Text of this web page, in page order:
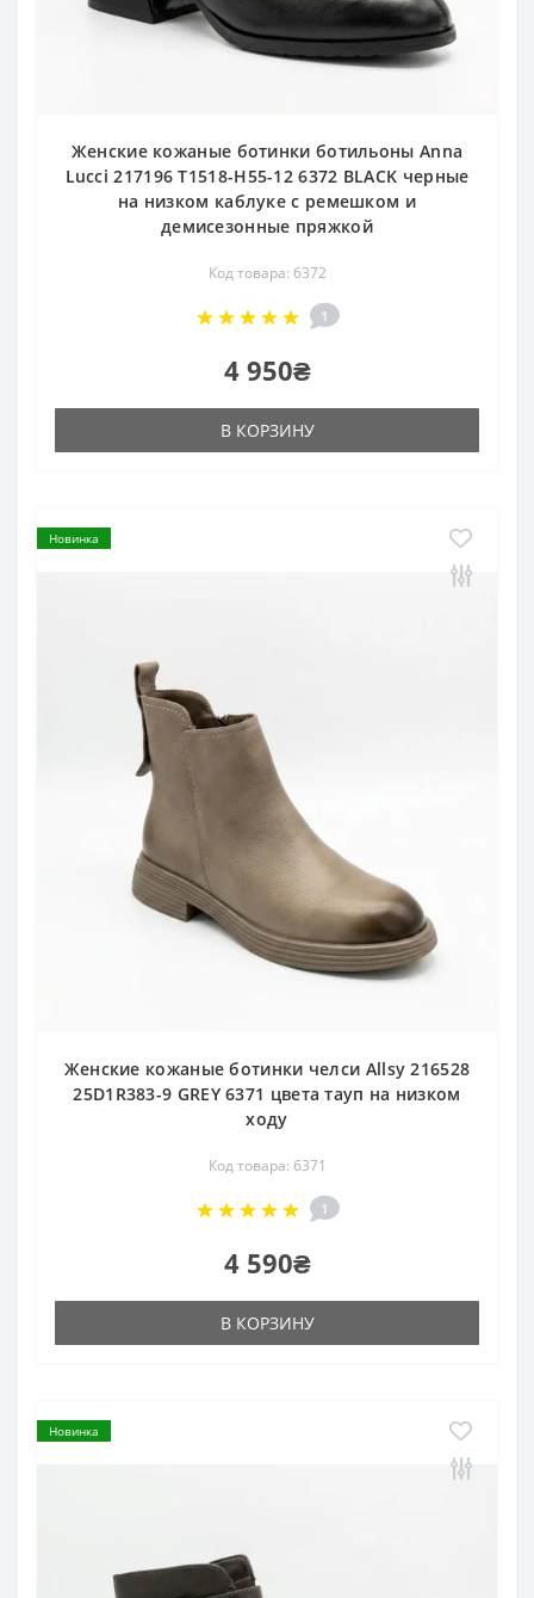
Женские кожаные ботинки ботильоны Anna
Lucci 217196 T1518-H55-12 6372 BLACK черные
на низком каблуке с ремешком и
демисезонные пряжкой
Код товара: 6372
1
4 950₴
В КОРЗИНУ
Новинка
Женские кожаные ботинки челси Allsy 216528
25D1R383-9 GREY 6371 цвета тауп на низком
ходу
Код товара: 6371
1
4 590₴
В КОРЗИНУ
Новинка